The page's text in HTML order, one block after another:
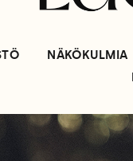
NÄKÖKULMIA